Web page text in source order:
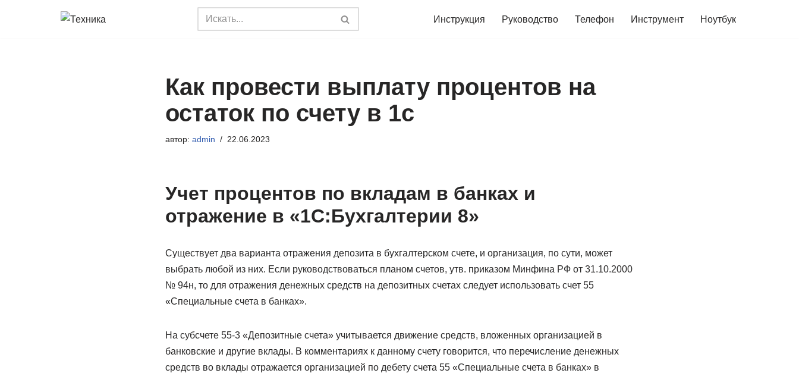
Инструкция Руководство Телефон Инструмент Ноутбук
Как провести выплату процентов на
остаток по счету в 1с
автор: admin 22.06.2023
Учет процентов по вкладам в банках и
отражение в «1С:Бухгалтерии 8»
Существует два варианта отражения депозита в бухгалтерском счете, и организация, по сути, может
выбрать любой из них. Если руководствоваться планом счетов, утв. приказом Минфина РФ от 31.10.2000
№ 94н, то для отражения денежных средств на депозитных счетах следует использовать счет 55
«Специальные счета в банках».
На субсчете 55-3 «Депозитные счета» учитывается движение средств, вложенных организацией в
банковские и другие вклады. В комментариях к данному счету говорится, что перечисление денежных
средств во вклады отражается организацией по дебету счета 55 «Специальные счета в банках» в